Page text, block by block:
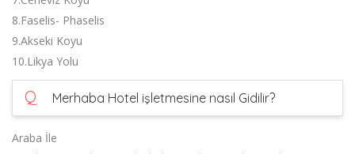
8.Faselis- Phaselis
9.Akseki Koyu
10.Likya Yolu
Q Merhaba Hotel işletmesine nasıl Gidilir?
Araba İle